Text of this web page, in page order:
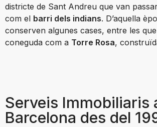
districte de Sant Andreu que van
com el barri dels indians. D’aquella
conserven algunes cases, entre les
coneguda com a Torre Rosa,
Serveis Immobiliaris
Barcelona des del